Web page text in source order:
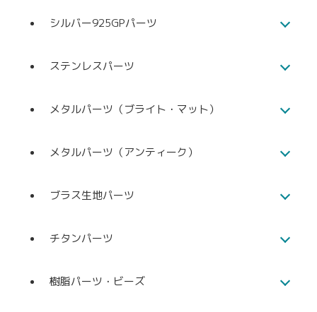
シルバー925GPパーツ
ステンレスパーツ
メタルパーツ（ブライト・マット）
メタルパーツ（アンティーク）
ブラス生地パーツ
チタンパーツ
樹脂パーツ・ビーズ